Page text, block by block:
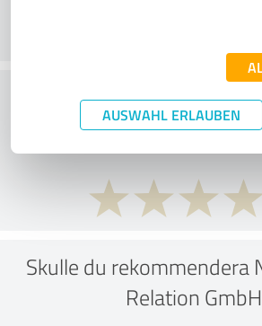
AUSWAHL ERLAUBEN
What do you think of
performance
Skulle du rekommendera
Relation